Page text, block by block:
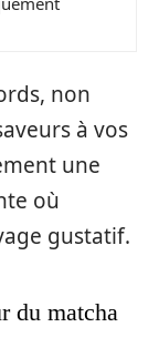
non
à vos
une
où
gustatif.
du matcha